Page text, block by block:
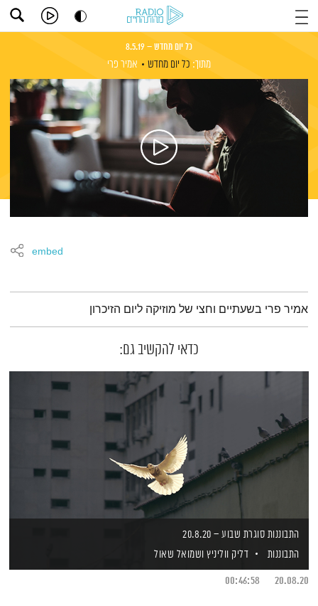
כל יום מחדש – 8.5.19
מתוך: כל יום מחדש אמיר פרי
embed
תמצית הפודקאסט
אמיר פרי בשעתיים וחצי של מוזיקה ליום הזיכרון
כדאי להקשיב גם:
התבוננות סוגרת שבוע – 20.8.20
התבוננות
דליק ווליניץ ושמואל שאול
20.08.20
00:46:58